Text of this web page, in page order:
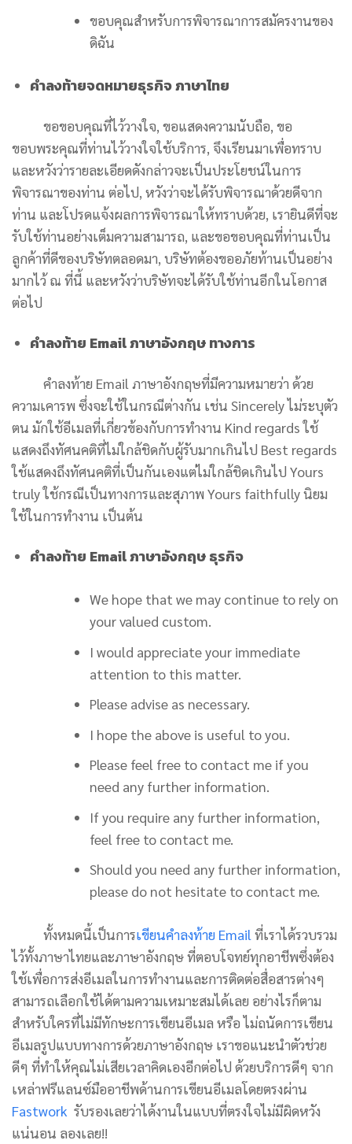
ขอบคุณสำหรับการพิจารณาการสมัครงานของ
ดิฉัน
คําลงท้ายจดหมายธุรกิจ ภาษาไทย
ขอขอบคุณที่ไว้วางใจ, ขอแสดงความนับถือ, ขอ
ขอบพระคุณที่ท่านไว้วางใจใช้บริการ, จึงเรียนมาเพื่อทราบ
และหวังว่ารายละเอียดดังกล่าวจะเป็นประโยชน์ในการ
พิจารณาของท่าน ต่อไป, หวังว่าจะได้รับพิจารณาด้วยดีจาก
ท่าน และโปรดแจ้งผลการพิจารณาให้ทราบด้วย, เรายินดีที่จะ
รับใช้ท่านอย่างเต็มความสามารถ, และขอขอบคุณที่ท่านเป็น
ลูกค้าที่ดีของบริษัทตลอดมา, บริษัทต้องขออภัยท้านเป็นอย่าง
มากไว้ ณ ที่นี้ และหวังว่าบริษัทจะได้รับใช้ท่านอีกในโอกาส
ต่อไป
คําลงท้าย Email ภาษาอังกฤษ ทางการ
คำลงท้าย Email ภาษาอังกฤษที่มีความหมายว่า ด้วย
ความเคารพ ซึ่งจะใช้ในกรณีต่างกัน เช่น ​​Sincerely ไม่ระบุตัว
ตน มักใช้อีเมลที่เกี่ยวข้องกับการทำงาน Kind regardsใช้
แสดงถึงทัศนคติที่ไม่ใกล้ชิดกับผู้รับมากเกินไป Best regards
ใช้แสดงถึงทัศนคติที่เป็นกันเองแต่ไม่ใกล้ชิดเกินไป Yours
truly ใช้กรณีเป็นทางการและสุภาพ Yours faithfully นิยม
ใช้ในการทำงาน เป็นต้น
คําลงท้าย Email ภาษาอังกฤษ ธุรกิจ
We hope that we may continue to rely on
your valued custom.
I would appreciate your immediate
attention to this matter.
Please advise as necessary.
I hope the above is useful to you.
Please feel free to contact me if you
need any further information.
If you require any further information,
feel free to contact me.
Should you need any further information,
please do not hesitate to contact me.
ทั้งหมดนี้เป็นการเขียนคำลงท้าย Email ที่เราได้รวบรวม
ไว้ทั้งภาษาไทยและภาษาอังกฤษ ที่ตอบโจทย์ทุกอาชีพซึ่งต้อง
ใช้เพื่อการส่งอีเมลในการทำงานและการติดต่อสื่อสารต่างๆ
สามารถเลือกใช้ได้ตามความเหมาะสมได้เลย อย่างไรก็ตาม
สำหรับใครที่ไม่มีทักษะการเขียนอีเมล หรือ ไม่ถนัดการเขียน
อีเมลรูปแบบทางการด้วยภาษาอังกฤษ เราขอแนะนำตัวช่วย
ดีๆ ที่ทำให้คุณไม่เสียเวลาคิดเองอีกต่อไป ด้วยบริการดีๆ จาก
เหล่าฟรีแลนซ์มืออาชีพด้านการเขียนอีเมลโดยตรงผ่าน
Fastwork รับรองเลยว่าได้งานในแบบที่ตรงใจไม่มีผิดหวัง
แน่นอน ลองเลย!!